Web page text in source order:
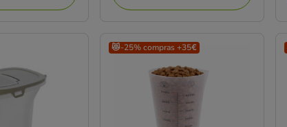
😻-25% compras +35€